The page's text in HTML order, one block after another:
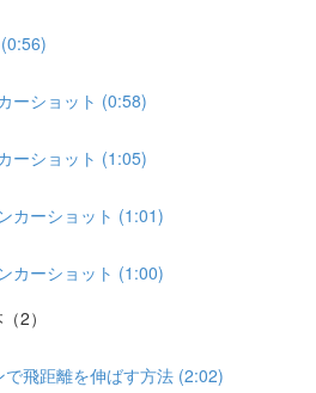
ーショット (0:58)
ーショット (1:05)
カーショット (1:01)
カーショット (1:00)
2）
で飛距離を伸ばす方法 (2:02)